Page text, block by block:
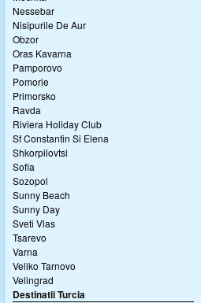
Nessebar
Nisipurile De Aur
Obzor
Oras Kavarna
Pamporovo
Pomorie
Primorsko
Ravda
Riviera Holiday Club
Sf Constantin Si Elena
Shkorpilovtsi
Sofia
Sozopol
Sunny Beach
Sunny Day
Sveti Vlas
Tsarevo
Varna
Veliko Tarnovo
Velingrad
Destinatii Turcia